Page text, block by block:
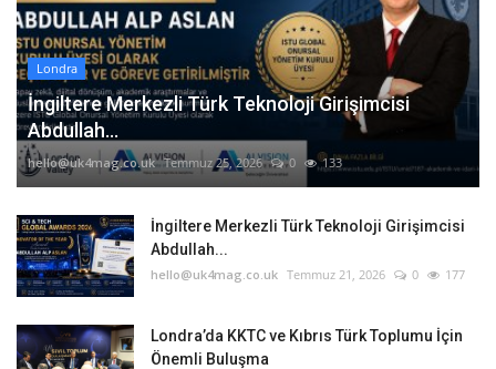
Londra
İngiltere Merkezli Türk Teknoloji Girişimcisi
Abdullah...
hello@uk4mag.co.uk Temmuz 25, 2026 0 133
İngiltere Merkezli Türk Teknoloji Girişimcisi
Abdullah...
hello@uk4mag.co.uk Temmuz 21, 2026 0 177
Londra’da KKTC ve Kıbrıs Türk Toplumu İçin
Önemli Buluşma